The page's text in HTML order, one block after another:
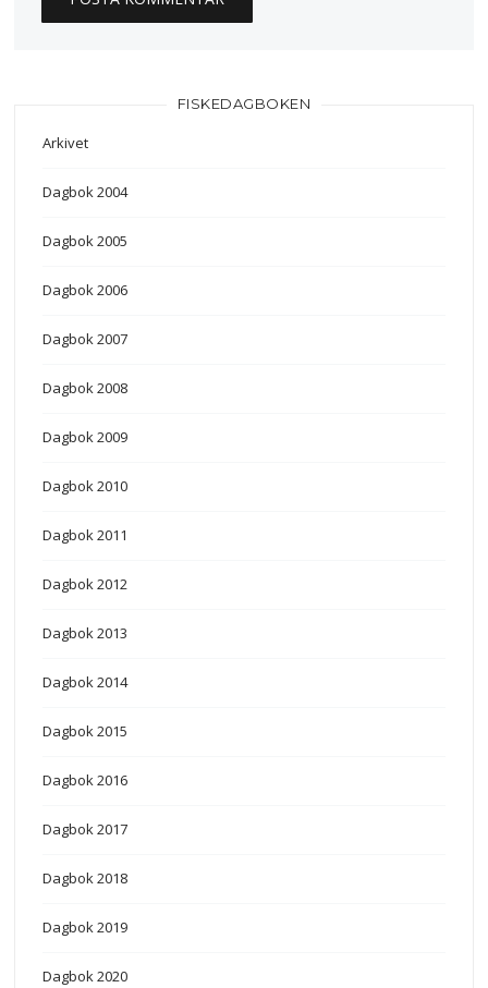
FISKEDAGBOKEN
Arkivet
Dagbok 2004
Dagbok 2005
Dagbok 2006
Dagbok 2007
Dagbok 2008
Dagbok 2009
Dagbok 2010
Dagbok 2011
Dagbok 2012
Dagbok 2013
Dagbok 2014
Dagbok 2015
Dagbok 2016
Dagbok 2017
Dagbok 2018
Dagbok 2019
Dagbok 2020